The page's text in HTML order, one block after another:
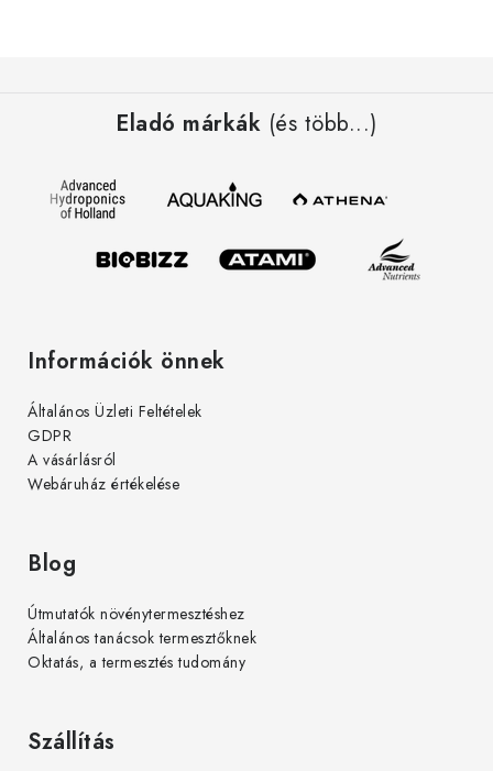
Eladó márkák (és több...)
Információk önnek
Általános Üzleti Feltételek
GDPR
A vásárlásról
Webáruház értékelése
Blog
Útmutatók növénytermesztéshez
Általános tanácsok termesztőknek
Oktatás, a termesztés tudomány
Szállítás